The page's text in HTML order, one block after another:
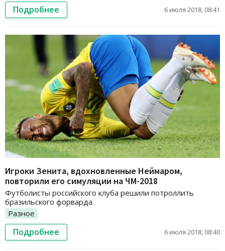
Подробнее 6 июля 2018, 08:41
Игроки Зенита, вдохновленные Неймаром,
повторили его симуляции на ЧМ-2018
Футболисты российского клуба решили потроллить
бразильского форварда.
Разное
Подробнее 6 июля 2018, 08:40